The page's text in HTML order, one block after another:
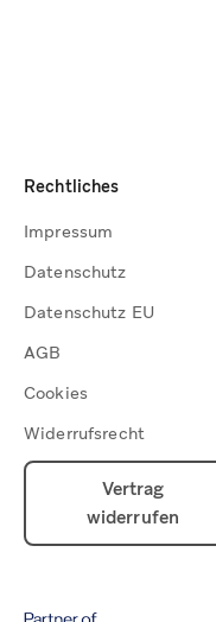
Rechtliches
Impressum
Datenschutz
Datenschutz EU
AGB
Cookies
Widerrufsrecht
Vertrag
widerrufen